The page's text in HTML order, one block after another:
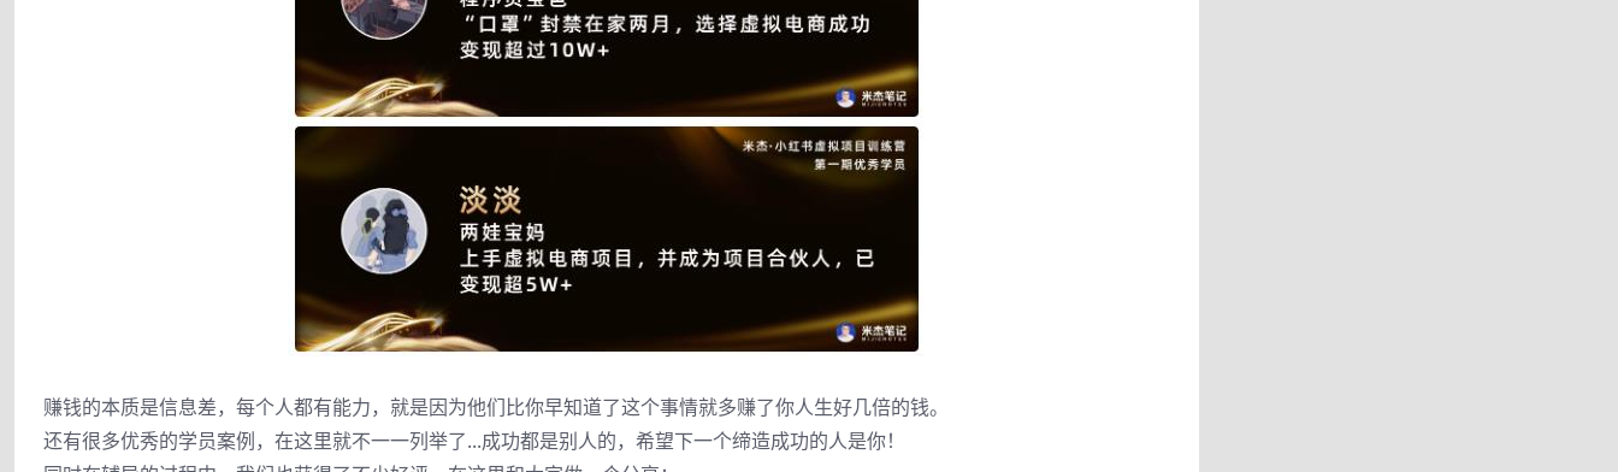
赚钱的本质是信息差，每个人都有能力，就是因为他们比你早知道了这个事情就多赚了你人生好几倍的钱。
还有很多优秀的学员案例，在这里就不一一列举了...成功都是别人的，希望下一个缔造成功的人是你！